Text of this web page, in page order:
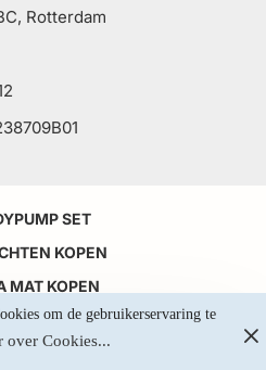
om de gebruikerservaring te
over Cookies...
Rotterdam
SET
KOPEN
MAT KOPEN